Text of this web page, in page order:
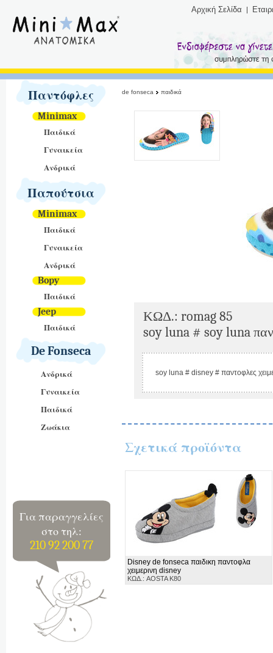
Αρχική Σελίδα
Παντόφλες
Minimax
Παιδικά
Γυναικεία
Ανδρικά
Παπούτσια
Minimax
Παιδικά
Γυναικεία
Ανδρικά
Bopy
Παιδικά
Jeep
Παιδικά
De Fonseca
Ανδρικά
Γυναικεία
Παιδικά
Ζωάκια
Για παραγγελίες
στο τηλ:
210 92 200 77
de fonseca παιδικά
ΚΩΔ.: romag 85
soy luna # soy luna
soy luna # disney # παντοφλες
Σχετικά προϊόντα
Disney de fonseca παιδικη παντοφλα
χειμερινη disney
ΚΩΔ.: AOSTA K80